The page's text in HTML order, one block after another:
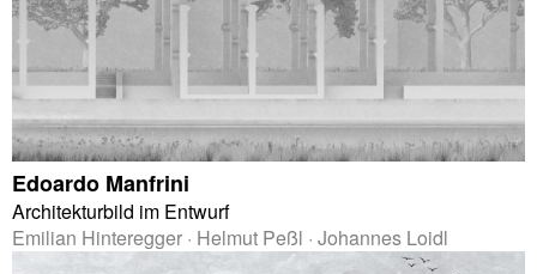
Edoardo Manfrini
Architekturbild im Entwurf
Emilian Hinteregger · Helmut Peßl · Johannes Loidl